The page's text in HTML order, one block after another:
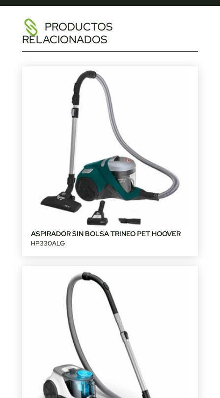
PRODUCTOS
RELACIONADOS
ASPIRADOR SIN BOLSA TRINEO PET HOOVER
HP330ALG